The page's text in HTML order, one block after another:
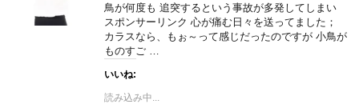
鳥が何度も 追突するという事故が多発してしまい
スポンサーリンク 心が痛む日々を送ってました；
カラスなら、もぉ～って感じだったのですが 小鳥が
ものすご …
いいね:
読み込み中...